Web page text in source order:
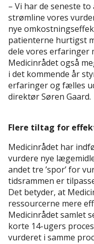
– Vi har de seneste
strømline vores
nye
patienterne hurtigst
dele vores erfaringer
Medicinrådet også
i det kommende år
erfaringer og fælles
direktør Søren Gaard.
Flere tiltag for
Medicinrådet har
vurdere nye
andet tre ’spor’ for
tidsrammen er
Det betyder, at
ressourcerne mere
Medicinrådet samlet
korte 14-ugers
vurderet i samme